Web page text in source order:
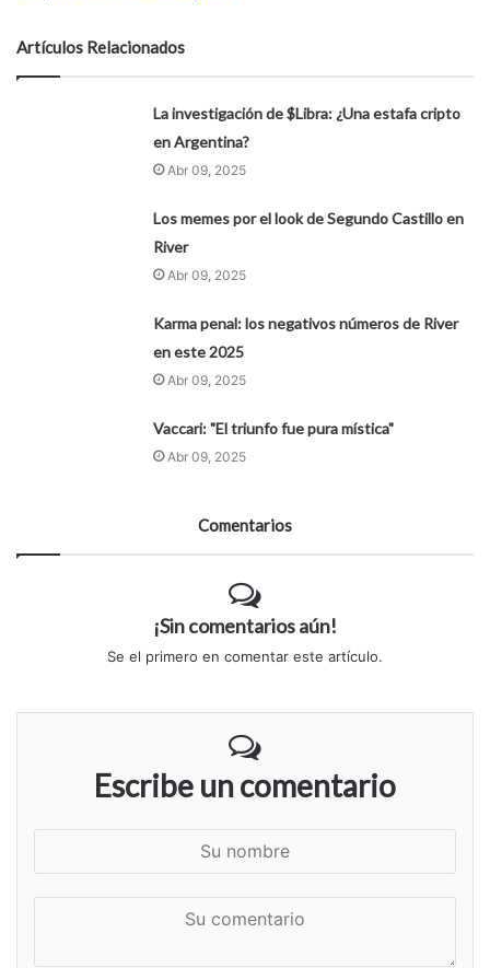
Artículos Relacionados
La investigación de $Libra: ¿Una estafa cripto
en Argentina?
Abr 09, 2025
Los memes por el look de Segundo Castillo en
River
Abr 09, 2025
Karma penal: los negativos números de River
en este 2025
Abr 09, 2025
Vaccari: "El triunfo fue pura mística"
Abr 09, 2025
Comentarios
¡Sin comentarios aún!
Se el primero en comentar este artículo.
Escribe un comentario